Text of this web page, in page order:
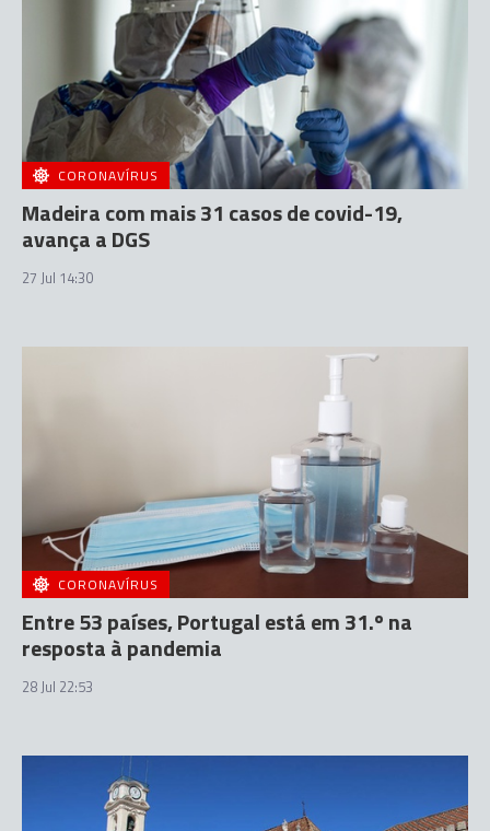
CORONAVÍRUS
Madeira com mais 31 casos de covid-19,
avança a DGS
27 Jul 14:30
CORONAVÍRUS
Entre 53 países, Portugal está em 31.º na
resposta à pandemia
28 Jul 22:53